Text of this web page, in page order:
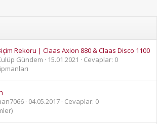
Rekoru | Claas Axion 880 & Claas Disco 1100
Gündem
15.01.2021
Cevaplar: 0
04.05.2017 Cevaplar: 0